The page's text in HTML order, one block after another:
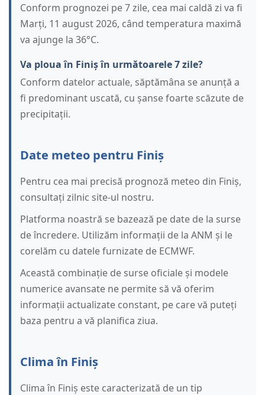
Conform prognozei pe 7 zile, cea mai caldă zi va fi
Marți, 11 august 2026, când temperatura maximă
va ajunge la 36°C.
Va ploua în Finiș în următoarele 7 zile?
Conform datelor actuale, săptămâna se anunță a
fi predominant uscată, cu șanse foarte scăzute de
precipitații.
Date meteo pentru Finiș
Pentru cea mai precisă prognoză meteo din Finiș,
consultați zilnic site-ul nostru.
Platforma noastră se bazează pe date de la surse
de încredere. Utilizăm informații de la ANM și le
corelăm cu datele furnizate de ECMWF.
Această combinație de surse oficiale și modele
numerice avansate ne permite să vă oferim
informații actualizate constant, pe care vă puteți
baza pentru a vă planifica ziua.
Clima în Finiș
Clima în Finiș este caracterizată de un tip